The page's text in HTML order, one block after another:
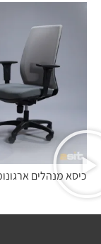
כיסא מנהלים